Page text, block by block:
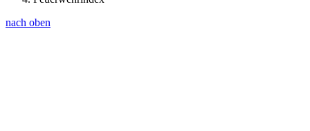
nach oben